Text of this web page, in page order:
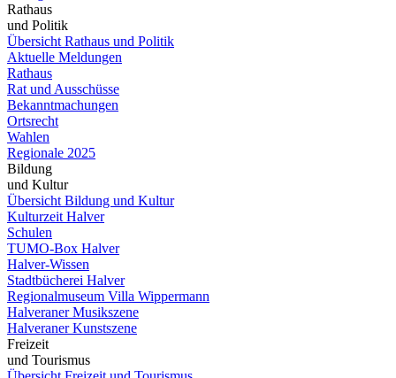
Rathaus
und Politik
Übersicht Rathaus und Politik
Aktuelle Meldungen
Rathaus
Rat und Ausschüsse
Bekanntmachungen
Ortsrecht
Wahlen
Regionale 2025
Bildung
und Kultur
Übersicht Bildung und Kultur
Kulturzeit Halver
Schulen
TUMO-Box Halver
Halver-Wissen
Stadtbücherei Halver
Regionalmuseum Villa Wippermann
Halveraner Musikszene
Halveraner Kunstszene
Freizeit
und Tourismus